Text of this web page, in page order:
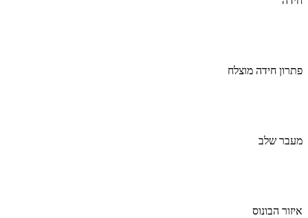
פתרון חידה מוצלח
מעבר שלב
איזור הבונוס